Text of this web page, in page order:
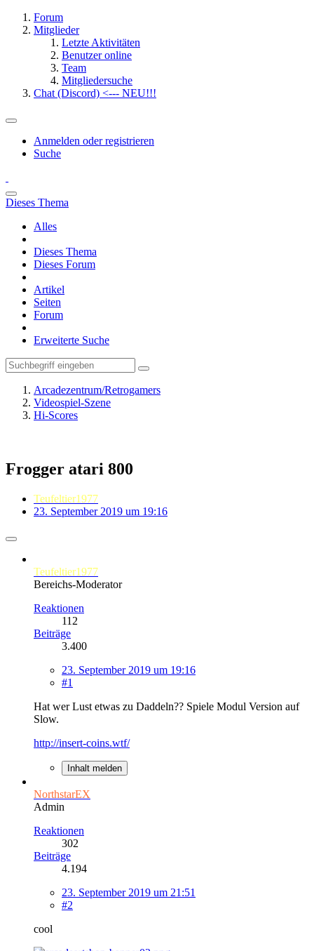
Forum
Mitglieder
Letzte Aktivitäten
Benutzer online
Team
Mitgliedersuche
Chat (Discord) <--- NEU!!!
Anmelden oder registrieren
Suche
Dieses Thema
Alles
Dieses Thema
Dieses Forum
Artikel
Seiten
Forum
Erweiterte Suche
Arcadezentrum/Retrogamers
Videospiel-Szene
Hi-Scores
Frogger atari 800
Teufeltier1977
23. September 2019 um 19:16
Teufeltier1977
Bereichs-Moderator
Reaktionen
112
Beiträge
3.400
23. September 2019 um 19:16
#1
Hat wer Lust etwas zu Daddeln?? Spiele Modul Version auf
Slow.
http://insert-coins.wtf/
Inhalt melden
NorthstarEX
Admin
Reaktionen
302
Beiträge
4.194
23. September 2019 um 21:51
#2
cool